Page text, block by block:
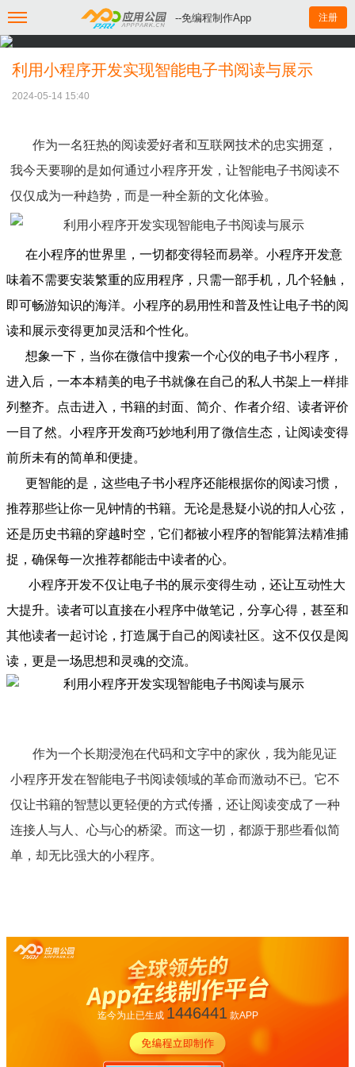
--免编程制作App 注册
利用小程序开发实现智能电子书阅读与展示
2024-05-14 15:40
作为一名狂热的阅读爱好者和互联网技术的忠实拥趸，
我今天要聊的是如何通过小程序开发，让智能电子书阅读不
仅仅成为一种趋势，而是一种全新的文化体验。
在小程序的世界里，一切都变得轻而易举。小程序开发意
味着不需要安装繁重的应用程序，只需一部手机，几个轻触，
即可畅游知识的海洋。小程序的易用性和普及性让电子书的阅
读和展示变得更加灵活和个性化。
想象一下，当你在微信中搜索一个心仪的电子书小程序，
进入后，一本本精美的电子书就像在自己的私人书架上一样排
列整齐。点击进入，书籍的封面、简介、作者介绍、读者评价
一目了然。小程序开发商巧妙地利用了微信生态，让阅读变得
前所未有的简单和便捷。
更智能的是，这些电子书小程序还能根据你的阅读习惯，
推荐那些让你一见钟情的书籍。无论是悬疑小说的扣人心弦，
还是历史书籍的穿越时空，它们都被小程序的智能算法精准捕
捉，确保每一次推荐都能击中读者的心。
小程序开发不仅让电子书的展示变得生动，还让互动性大
大提升。读者可以直接在小程序中做笔记，分享心得，甚至和
其他读者一起讨论，打造属于自己的阅读社区。这不仅仅是阅
读，更是一场思想和灵魂的交流。
作为一个长期浸泡在代码和文字中的家伙，我为能见证
小程序开发在智能电子书阅读领域的革命而激动不已。它不
仅让书籍的智慧以更轻便的方式传播，还让阅读变成了一种
连接人与人、心与心的桥梁。而这一切，都源于那些看似简
单，却无比强大的小程序。
迄今为止已生成 1446441款APP